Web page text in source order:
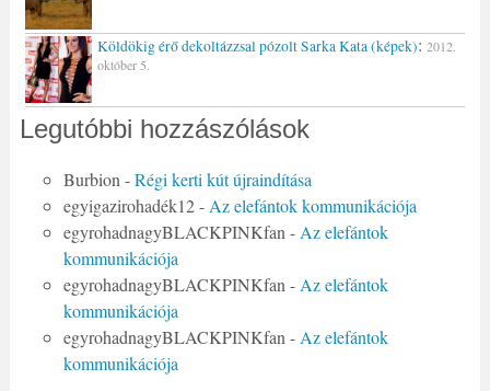
Köldökig érő dekoltázzsal pózolt Sarka Kata (képek): 2012.
október 5.
Legutóbbi hozzászólások
Burbion-Régi kerti kút újraindítása
egyigazirohadék12-Az elefántok kommunikációja
egyrohadnagyBLACKPINKfan-Az elefántok
kommunikációja
egyrohadnagyBLACKPINKfan-Az elefántok
kommunikációja
egyrohadnagyBLACKPINKfan-Az elefántok
kommunikációja